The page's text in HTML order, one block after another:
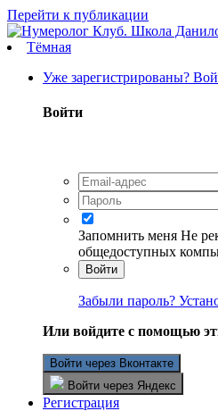
Перейти к публикации
Тёмная
Уже зарегистрированы?
Войти
Запомнить меня Не
общедоступных
Войти
Забыли пароль?
Или войдите с помощью
Войти через Вконтакте
Войти через Яндекс
Регистрация